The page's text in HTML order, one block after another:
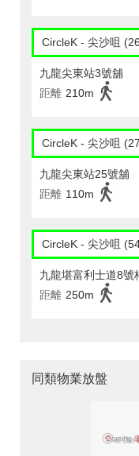
CircleK - 尖沙咀
九龍尖東站3號舖
距離 210m
CircleK - 尖沙咀
九龍尖東站25號舖
距離 110m
CircleK - 尖沙咀
九龍堪富利士道8
距離 250m
同類物業放盤